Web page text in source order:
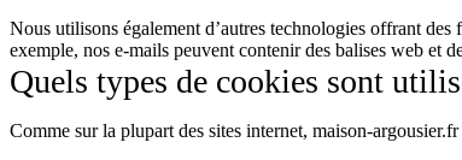
Nous utilisons également d’autres technologies offrant
exemple, nos e-mails peuvent contenir des balises web et
Quels types de cookies sont
Comme sur la plupart des sites internet, maison-